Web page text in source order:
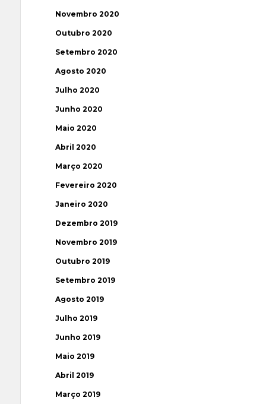
Novembro 2020
Outubro 2020
Setembro 2020
Agosto 2020
Julho 2020
Junho 2020
Maio 2020
Abril 2020
Março 2020
Fevereiro 2020
Janeiro 2020
Dezembro 2019
Novembro 2019
Outubro 2019
Setembro 2019
Agosto 2019
Julho 2019
Junho 2019
Maio 2019
Abril 2019
Março 2019